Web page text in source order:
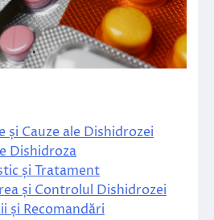
și Cauze ale Dishidrozei
Dishidroza
și Tratament
și Controlul Dishidrozei
și Recomandări